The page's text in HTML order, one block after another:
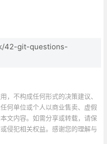
42-git-questions-
，不构成任何形式的决策建议、
何单位或个人以商业售卖、虚假
文内容。如需分享或转载，请保
侵犯相关权益。感谢您的理解与